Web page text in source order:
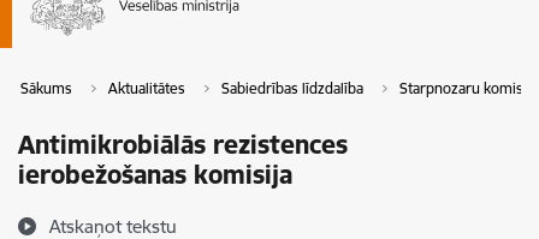
Sākums Aktualitātes Sabiedrības līdzdalība Starpnozaru
Antimikrobiālās rezistences
ierobežošanas komisija
Atskaņot tekstu